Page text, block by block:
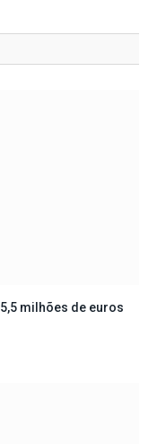
milhões de euros